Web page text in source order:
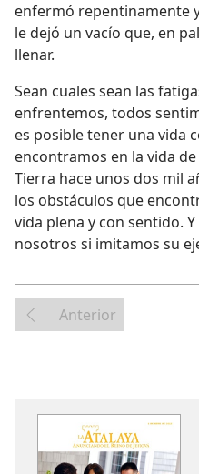
enfermó repentinamente
le dejó un vacío que, en
llenar.
Sean cuales sean las
enfrentemos, todos
es posible tener una vida
encontramos en la vida
Tierra hace unos dos mil
los obstáculos que
vida plena y con sentido.
nosotros si imitamos su
Anterior